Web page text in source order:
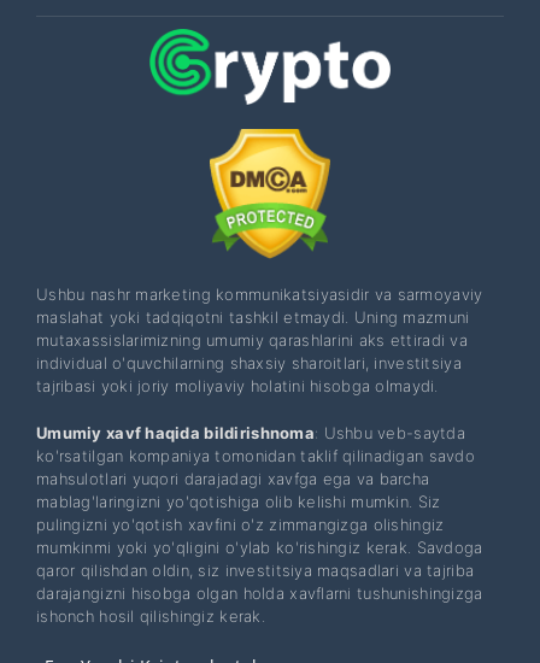
Ushbu nashr marketing kommunikatsiyasidir va sarmoyaviy
maslahat yoki tadqiqotni tashkil etmaydi. Uning mazmuni
mutaxassislarimizning umumiy qarashlarini aks ettiradi va
individual o'quvchilarning shaxsiy sharoitlari, investitsiya
tajribasi yoki joriy moliyaviy holatini hisobga olmaydi.
Umumiy xavf haqida bildirishnoma: Ushbu veb-saytda
ko'rsatilgan kompaniya tomonidan taklif qilinadigan savdo
mahsulotlari yuqori darajadagi xavfga ega va barcha
mablag'laringizni yo'qotishiga olib kelishi mumkin. Siz
pulingizni yo'qotish xavfini o'z zimmangizga olishingiz
mumkinmi yoki yo'qligini o'ylab ko'rishingiz kerak. Savdoga
qaror qilishdan oldin, siz investitsiya maqsadlari va tajriba
darajangizni hisobga olgan holda xavflarni tushunishingizga
ishonch hosil qilishingiz kerak.